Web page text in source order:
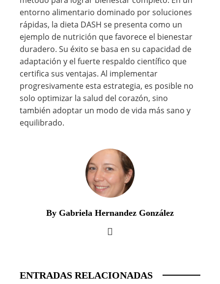
entorno alimentario dominado por soluciones
rápidas, la dieta DASH se presenta como un
ejemplo de nutrición que favorece el bienestar
duradero. Su éxito se basa en su capacidad de
adaptación y el fuerte respaldo científico que
certifica sus ventajas. Al implementar
progresivamente esta estrategia, es posible no
solo optimizar la salud del corazón, sino
también adoptar un modo de vida más sano y
equilibrado.
By Gabriela Hernandez González
ENTRADAS RELACIONADAS